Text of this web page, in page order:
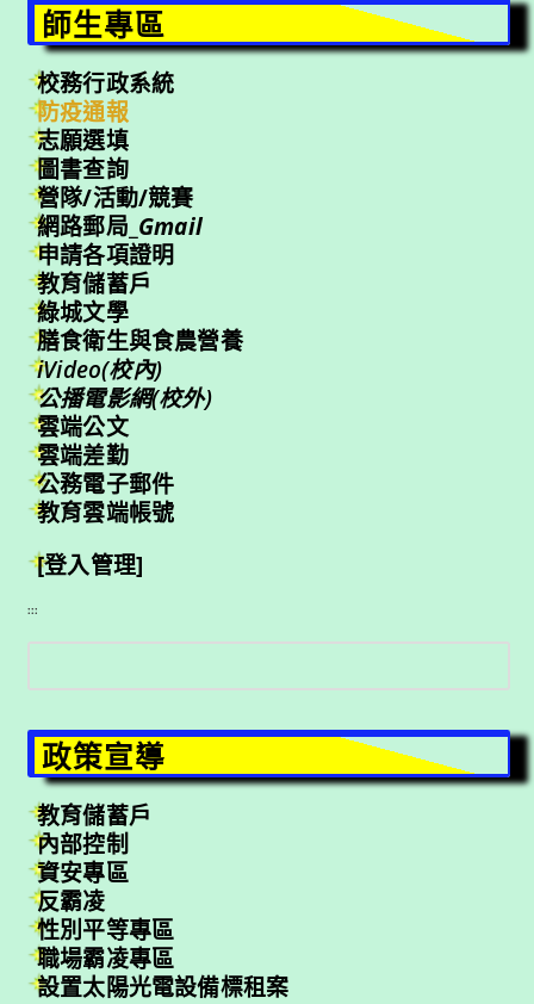
師生專區
校務行政系統
防疫通報
志願選填
圖書查詢
營隊/活動/競賽
網路郵局_ Gmail
申請各項證明
教育儲蓄戶
綠城文學
膳食衛生與食農營養
iVideo(校內)
公播電影網(校外)
雲端公文
雲端差勤
公務電子郵件
教育雲端帳號
[登入管理]
:::
搜
尋
政策宣導
教育儲蓄戶
內部控制
資安專區
反霸凌
性別平等專區
職場霸凌專區
設置太陽光電設備標租案